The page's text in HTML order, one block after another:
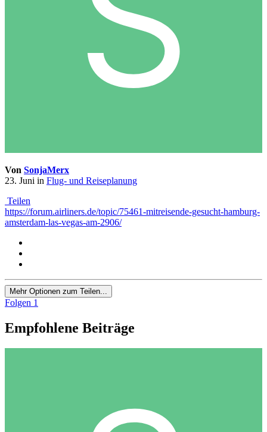
Von SonjaMerx
23. Juni in Flug- und Reiseplanung
Teilen
https://forum.airliners.de/topic/75461-mitreisende-gesucht-hamburg-
amsterdam-las-vegas-am-2906/
Mehr Optionen zum Teilen...
Folgen 1
Empfohlene Beiträge